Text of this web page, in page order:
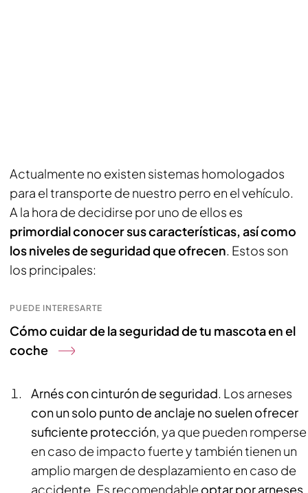
Actualmente no existen sistemas homologados
para el transporte de nuestro perro en el vehículo.
A la hora de decidirse por uno de ellos es
primordial conocer sus características, así como
los niveles de seguridad que ofrecen. Estos son
los principales:
PUEDE INTERESARTE
Cómo cuidar de la seguridad de tu mascota en el
coche
Arnés con cinturón de seguridad. Los arneses
con un solo punto de anclaje no suelen ofrecer
suficiente protección, ya que pueden romperse
en caso de impacto fuerte y también tienen un
amplio margen de desplazamiento en caso de
accidente. Es recomendable optar por arneses